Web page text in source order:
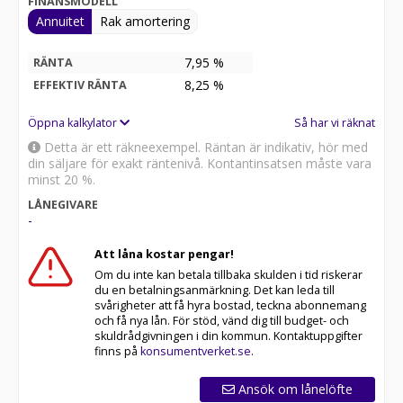
Annuitet Rak amortering
RÄNTA 7,95 %
EFFEKTIV RÄNTA 8,25 %
Öppna kalkylator Så har vi räknat
Detta är ett räkneexempel. Räntan är indikativ, hör med
din säljare för exakt räntenivå. Kontantinsatsen måste vara
minst 20 %.
LÅNEGIVARE
-
Att låna kostar pengar!
Om du inte kan betala tillbaka skulden i tid riskerar
du en betalningsanmärkning. Det kan leda till
svårigheter att få hyra bostad, teckna abonnemang
och få nya lån. För stöd, vänd dig till budget- och
skuldrådgivningen i din kommun. Kontaktuppgifter
finns på konsumentverket.se.
Ansök om lånelöfte